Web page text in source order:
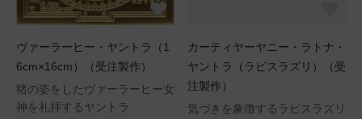
ヴァーラーヒー・ヤントラ（1
6cm×16cm）（受注製作）
猪の姿をしたヴァーラーヒー女
神を礼拝するヤントラ
カーティヤーヤニー・ラトナ・
ヤントラ（ラピスラズリ）（受
注製作）
気づきを象徴するラピスラズリ